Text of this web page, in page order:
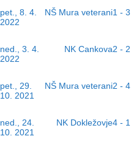
pet., 8. 4.
2022
NŠ Mura veterani1 - 3
ned., 3. 4.
2022
NK Cankova2 - 2
pet., 29.
10. 2021
NŠ Mura veterani2 - 4
ned., 24.
10. 2021
NK Dokležovje4 - 1